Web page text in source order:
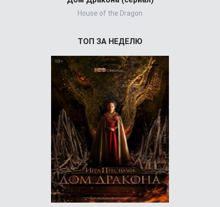
House of the Dragon
ТОП ЗА НЕДЕЛЮ